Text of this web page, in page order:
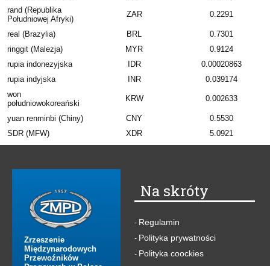
rand (Republika
Południowej Afryki)
ZAR 0.2291
real (Brazylia) BRL
0.7301
ringgit (Malezja)
MYR
0.9124
rupia indonezyjska
IDR
0.00020863
rupia indyjska
INR
0.039174
won
południowokoreański
KRW 0.002633
yuan renminbi (Chiny) CNY
0.5530
SDR (MFW)
XDR 5.0921
Zrzeszenie
Międzynarodowych
Przewoźników
Na skróty
- Regulamin
- Polityka prywatności
- Polityka coockies